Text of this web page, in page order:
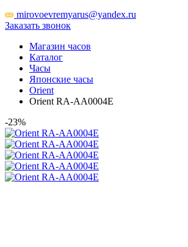
mirovoevremyarus@yandex.ru
Заказать звонок
Магазин часов
Каталог
Часы
Японские часы
Orient
Orient RA-AA0004E
-23%